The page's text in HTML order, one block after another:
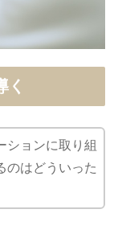
く
ションに取り組
のはどういった